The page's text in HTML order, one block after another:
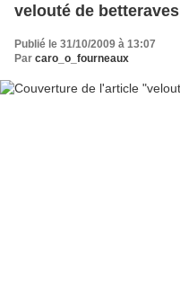
velouté de betteraves
Publié le 31/10/2009 à 13:07
Par caro_o_fourneaux